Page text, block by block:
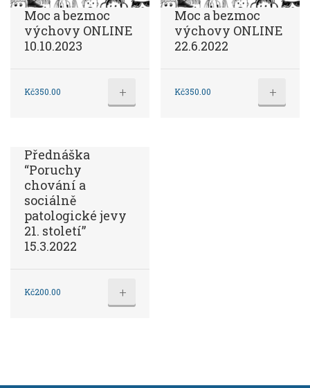
Moc a bezmoc
výchovy ONLINE
10.10.2023
Kč350.00 +
Moc a bezmoc
výchovy ONLINE
22.6.2022
Kč350.00 +
Přednáška
“Poruchy
chování a
sociálně
patologické jevy
21. století”
15.3.2022
Kč200.00 +